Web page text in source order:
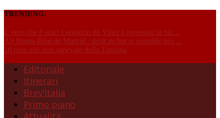
TRENDING:
È vero che è stato Leonardo da Vinci a inventare la bic...
AS Roma-Réal de Madrid : droit au but et contrôle très ...
10 cose che non sapevate della Toscana
Editoriale
Itinerari
Brev’Italia
Primo piano